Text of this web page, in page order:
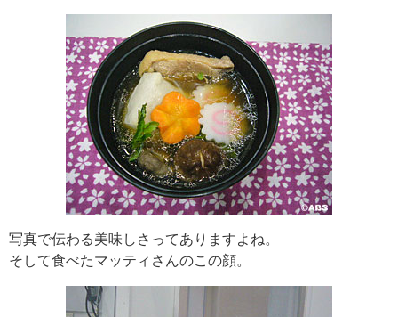
写真で伝わる美味しさってありますよね。
そして食べたマッティさんのこの顔。